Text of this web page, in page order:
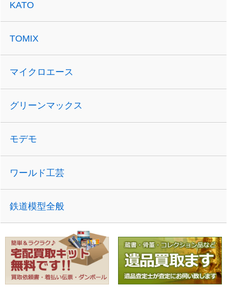
KATO
TOMIX
マイクロエース
グリーンマックス
モデモ
ワールド工芸
鉄道模型全般